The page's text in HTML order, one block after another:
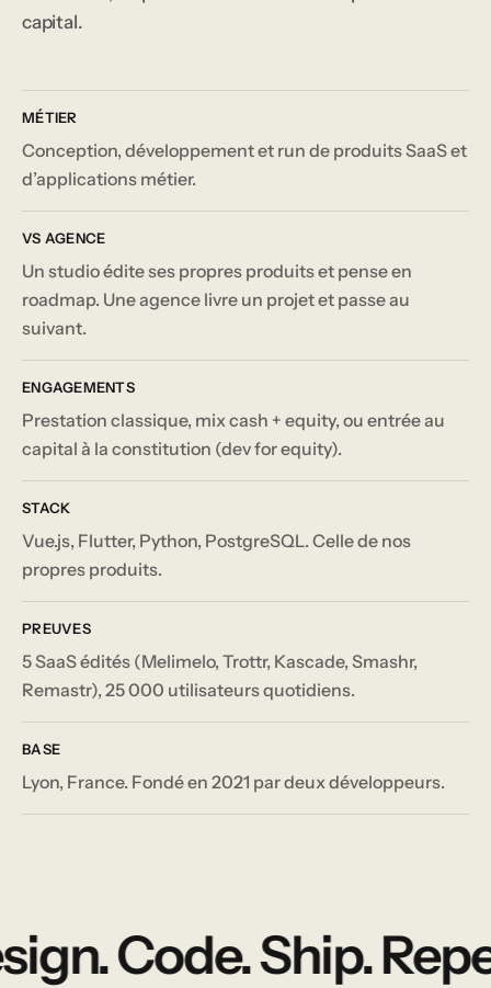
capital.
MÉTIER
Conception, développement et run de produits SaaS et
d’applications métier.
VS AGENCE
Un studio édite ses propres produits et pense en
roadmap. Une agence livre un projet et passe au
suivant.
ENGAGEMENTS
Prestation classique, mix cash + equity, ou entrée au
capital à la constitution (dev for equity).
STACK
Vue.js, Flutter, Python, PostgreSQL. Celle de nos
propres produits.
PREUVES
5 SaaS édités (Melimelo, Trottr, Kascade, Smashr,
Remastr), 25 000 utilisateurs quotidiens.
BASE
Lyon, France. Fondé en 2021 par deux développeurs.
Design. Code. Ship. Repeat.
Code. Ship.